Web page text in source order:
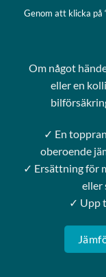
Genom att klicka på
Om något
eller en
✓ En
oberoende
✓ Ersättning för
eller
✓ Upp